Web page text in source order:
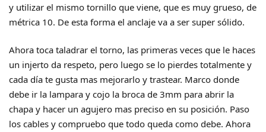
y utilizar el mismo tornillo que viene, que es muy grueso, de
métrica 10. De esta forma el anclaje va a ser super sólido.
Ahora toca taladrar el torno, las primeras veces que le haces
un injerto da respeto, pero luego se lo pierdes totalmente y
cada día te gusta mas mejorarlo y trastear. Marco donde
debe ir la lampara y cojo la broca de 3mm para abrir la
chapa y hacer un agujero mas preciso en su posición. Paso
los cables y compruebo que todo queda como debe. Ahora